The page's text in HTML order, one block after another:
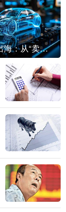
中国汽车出海：从“卖出去”到“走进去”